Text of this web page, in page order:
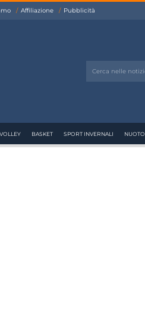
Affiliazione Pubblicità
VOLLEY BASKET SPORT INVERNALI NUOTO